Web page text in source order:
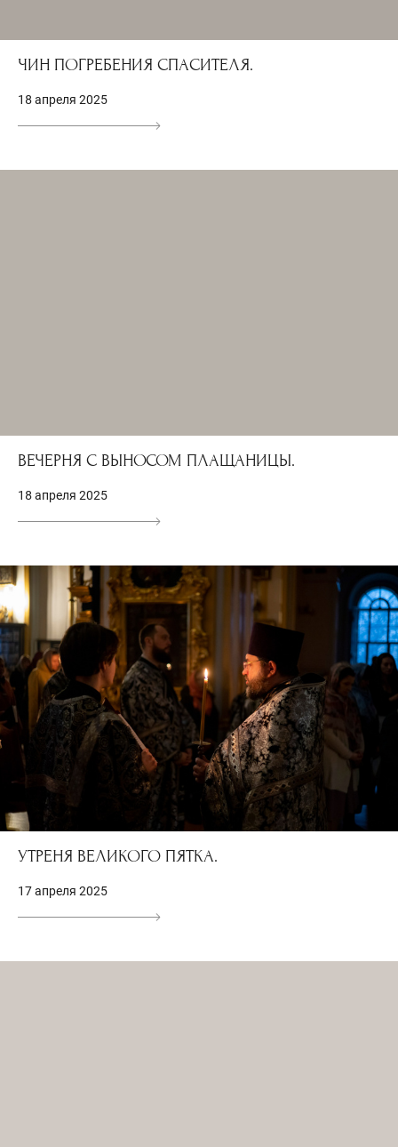
ЧИН ПОГРЕБЕНИЯ СПАСИТЕЛЯ.
18 апреля 2025
ВЕЧЕРНЯ С ВЫНОСОМ ПЛАЩАНИЦЫ.
18 апреля 2025
УТРЕНЯ ВЕЛИКОГО ПЯТКА.
17 апреля 2025